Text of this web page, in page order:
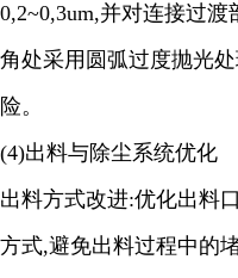
0,2~0,3um,并对连接过
角处采用圆弧过度抛光
险。
(4)出料与除尘系统优化
出料方式改进:优化出料
方式,避免出料过程中的